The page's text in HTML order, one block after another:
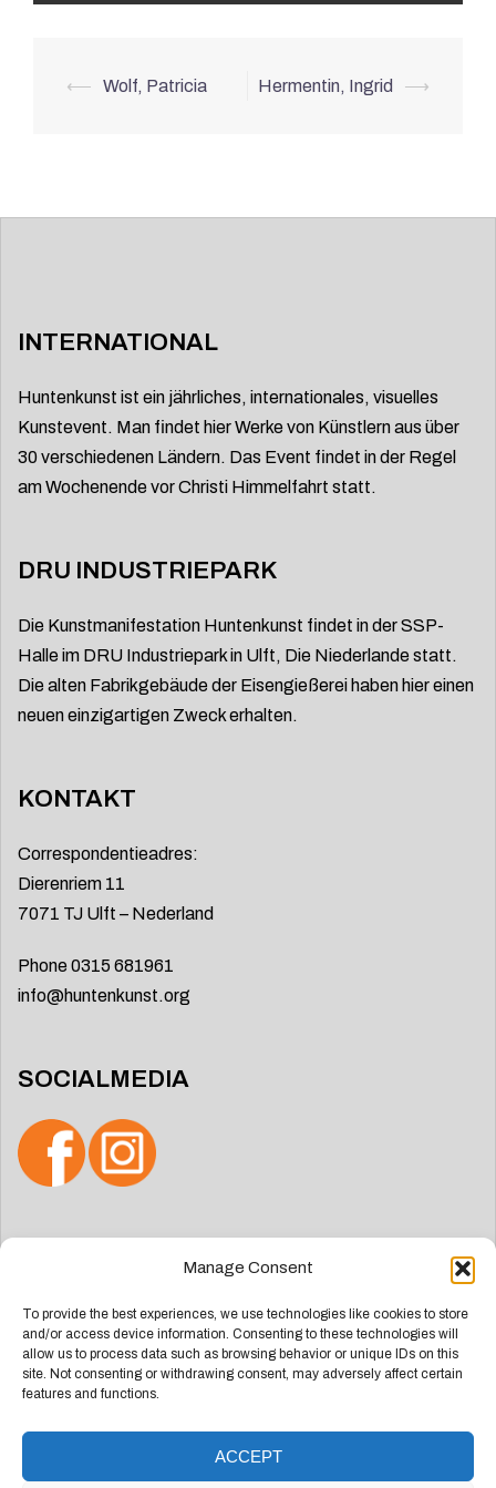
Manage Consent
To provide the best experiences, we use technologies like cookies to store
and/or access device information. Consenting to these technologies will
allow us to process data such as browsing behavior or unique IDs on this
site. Not consenting or withdrawing consent, may adversely affect certain
features and functions.
ACCEPT
Beitrags-
⟵ Wolf, Patricia Hermentin, Ingrid ⟶
INTERNATIONAL
Huntenkunst ist ein jährliches, internationales, visuelles
Kunstevent. Man findet hier Werke von Künstlern aus über
30 verschiedenen Ländern. Das Event findet in der Regel
am Wochenende vor Christi Himmelfahrt statt.
DRU INDUSTRIEPARK
Die Kunstmanifestation Huntenkunst findet in der SSP-
Halle im DRU Industriepark in Ulft, Die Niederlande statt.
Die alten Fabrikgebäude der Eisengießerei haben hier einen
neuen einzigartigen Zweck erhalten.
KONTAKT
Correspondentieadres:
Dierenriem 11
7071 TJ Ulft – Nederland
Phone 0315 681961
info@huntenkunst.org
SOCIALMEDIA